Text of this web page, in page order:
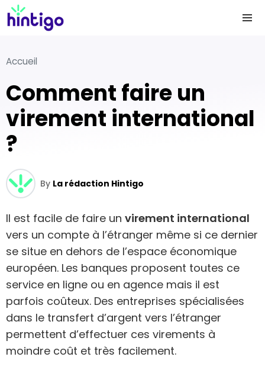
Accueil
Comment faire un
virement international
?
By La rédaction Hintigo
Il est facile de faire un virement international
vers un compte à l’étranger même si ce dernier
se situe en dehors de l’espace économique
européen. Les banques proposent toutes ce
service en ligne ou en agence mais il est
parfois coûteux. Des entreprises spécialisées
dans le transfert d’argent vers l’étranger
permettent d’effectuer ces virements à
moindre coût et très facilement.